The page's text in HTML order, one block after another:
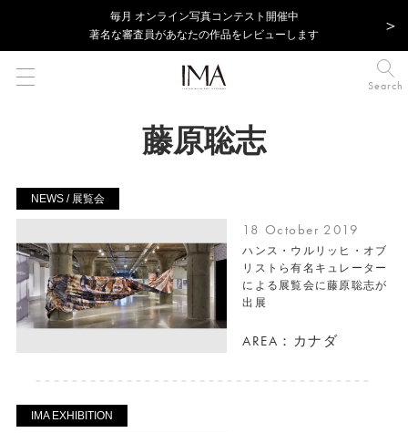
毎⽉ オンライン写真コンテスト開催中
著名な審査員があなたの作品をレビューします
Search
藤原聡志
NEWS / 展覧会
18 October 2019
ハンス・ウルリッヒ・オブ
リストら有名キュレーター
による展覧会に藤原聡志が
出展
AREA：カナダ
IMA EXHIBITION